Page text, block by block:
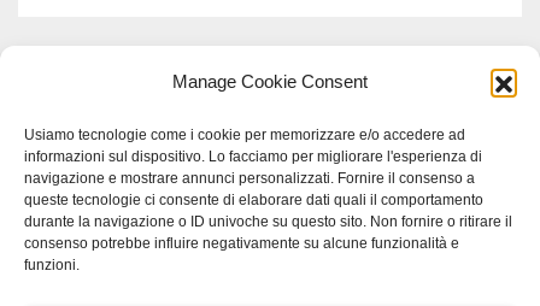
Manage Cookie Consent
Usiamo tecnologie come i cookie per memorizzare e/o accedere ad
informazioni sul dispositivo. Lo facciamo per migliorare l'esperienza di
navigazione e mostrare annunci personalizzati. Fornire il consenso a
queste tecnologie ci consente di elaborare dati quali il comportamento
durante la navigazione o ID univoche su questo sito. Non fornire o ritirare il
consenso potrebbe influire negativamente su alcune funzionalità e
funzioni.